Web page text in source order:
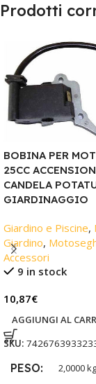
Prodotti
BOBINA PER
25CC
CANDELA
GIARDINAGGIO
Giardino e Piscine,
Giardino,
Accessori
9 in stock
10,87€
AGGIUNGI AL
SKU:
PESO 2,0000 kg